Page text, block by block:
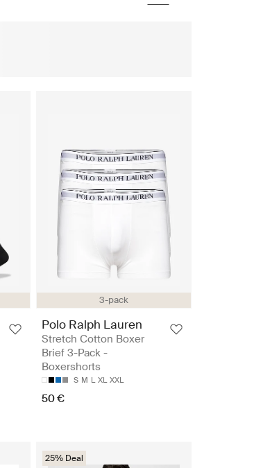
3-pack
Polo Ralph Lauren
Stretch Cotton Boxer
Brief 3-Pack -
Boxershorts
S M L XL XXL
50 €
25% Deal